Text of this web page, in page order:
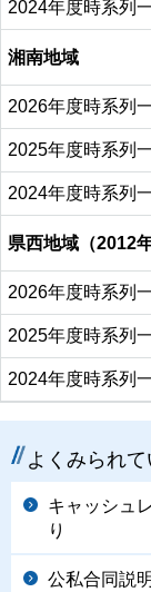
2024年度時系列
湘南地域
2026年度時系列
2025年度時系列
2024年度時系列
県西地域（2012
2026年度時系列
2025年度時系列
2024年度時系列
よくみられ
キャッシュ
り
公私合同説